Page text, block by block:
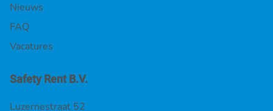
Safety Rent B.V.
Luzernestraat 52
Nieuws
FAQ
Vacatures